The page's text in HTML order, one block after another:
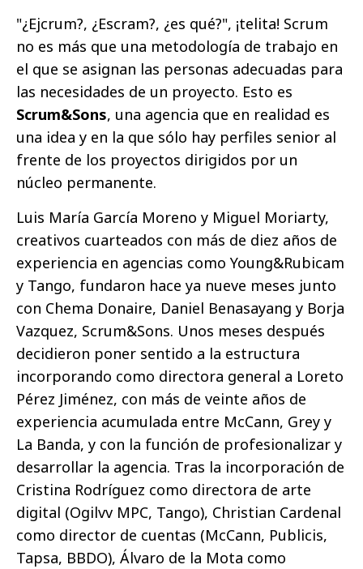
"¿Ejcrum?, ¿Escram?, ¿es qué?", ¡telita! Scrum
no es más que una metodología de trabajo en
el que se asignan las personas adecuadas para
las necesidades de un proyecto. Esto es
Scrum&Sons, una agencia que en realidad es
una idea y en la que sólo hay perfiles senior al
frente de los proyectos dirigidos por un
núcleo permanente.
Luis María García Moreno y Miguel Moriarty,
creativos cuarteados con más de diez años de
experiencia en agencias como Young&Rubicam
y Tango, fundaron hace ya nueve meses junto
con Chema Donaire, Daniel Benasayang y Borja
Vazquez, Scrum&Sons. Unos meses después
decidieron poner sentido a la estructura
incorporando como directora general a Loreto
Pérez Jiménez, con más de veinte años de
experiencia acumulada entre McCann, Grey y
La Banda, y con la función de profesionalizar y
desarrollar la agencia. Tras la incorporación de
Cristina Rodríguez como directora de arte
digital (Ogilvv MPC, Tango), Christian Cardenal
como director de cuentas (McCann, Publicis,
Tapsa, BBDO), Álvaro de la Mota como